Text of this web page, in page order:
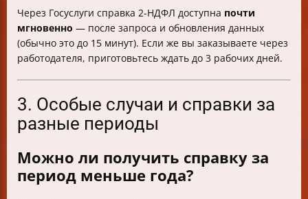
Через Госуслуги справка 2-НДФЛ доступна почти
мгновенно — после запроса и обновления данных
(обычно это до 15 минут). Если же вы заказываете через
работодателя, приготовьтесь ждать до 3 рабочих дней.
3. Особые случаи и справки за
разные периоды
Можно ли получить справку за
период меньше года?